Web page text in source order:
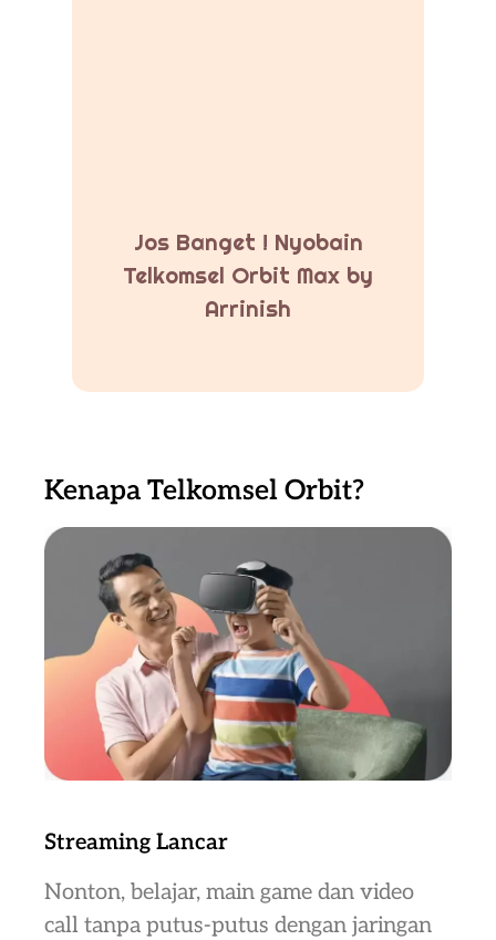
Jos Banget ! Nyobain
Telkomsel Orbit Max by
Arrinish
Kenapa Telkomsel Orbit?
Streaming Lancar
Nonton, belajar, main game dan video
call tanpa putus-putus dengan jaringan